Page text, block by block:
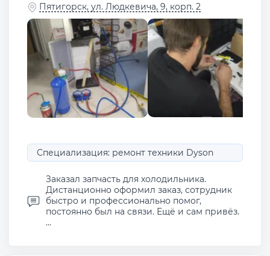
Пятигорск, ул. Людкевича, 9, корп. 2
Специализация: ремонт техники Dyson
Заказал запчасть для холодильника.
Дистанционно оформил заказ, сотрудник
быстро и профессионально помог,
постоянно был на связи. Ещё и сам привёз.
...